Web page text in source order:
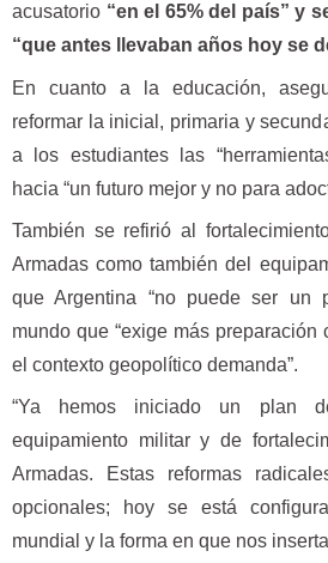
acusatorio “en el 65% del país” y
“que antes llevaban años hoy se
En cuanto a la educación,
reformar la inicial, primaria y
a los estudiantes las
hacia “un futuro mejor y no para
También se refirió al
Armadas como también del
que Argentina “no puede ser un
mundo que “exige más
el contexto geopolítico demanda”.
“Ya hemos iniciado un plan
equipamiento militar y de
Armadas. Estas reformas
opcionales; hoy se está
mundial y la forma en que nos